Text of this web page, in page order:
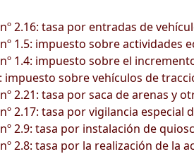
2.16: tasa por entradas de
1.5: impuesto sobre actividades
1.4: impuesto sobre el
impuesto sobre vehículos de
2.21: tasa por saca de arenas
2.17: tasa por vigilancia
2.9: tasa por instalación de
2.8: tasa por la realización de